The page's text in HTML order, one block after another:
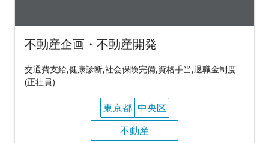
不動産企画・不動産開発
交通費支給,健康診断,社会保険完備,資格手当,退職金制度
(正社員)
東京都 中央区
不動産